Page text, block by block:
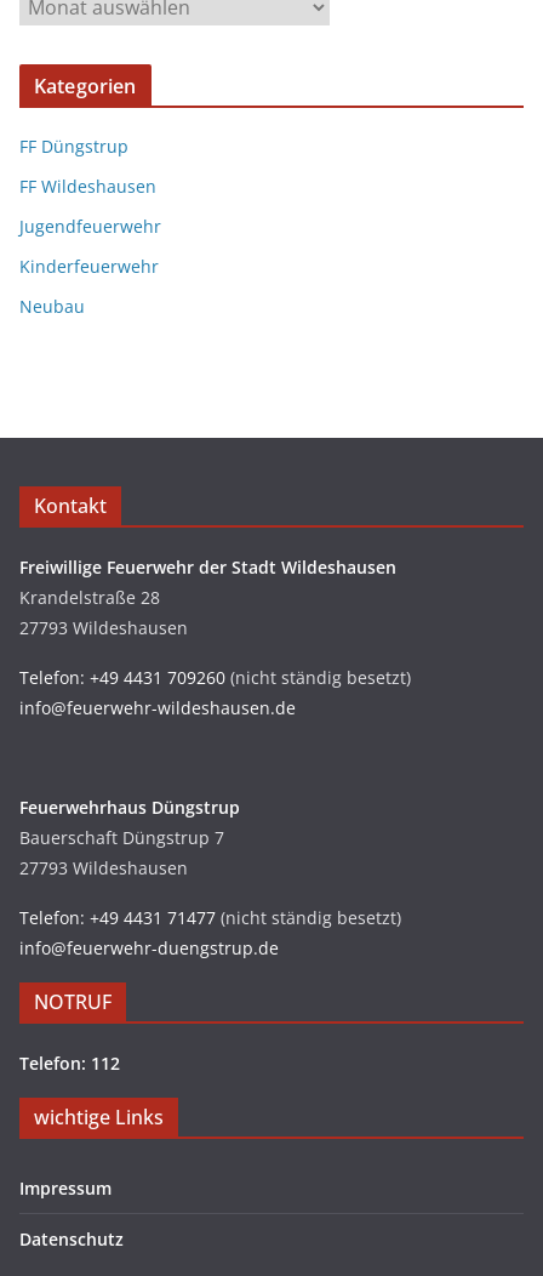
Kategorien
FF Düngstrup
FF Wildeshausen
Jugendfeuerwehr
Kinderfeuerwehr
Neubau
Kontakt
Freiwillige Feuerwehr der Stadt Wildeshausen
Krandelstraße 28
27793 Wildeshausen
Telefon: +49 4431 709260 (nicht ständig besetzt)
info@feuerwehr-wildeshausen.de
Feuerwehrhaus Düngstrup
Bauerschaft Düngstrup 7
27793 Wildeshausen
Telefon: +49 4431 71477 (nicht ständig besetzt)
info@feuerwehr-duengstrup.de
NOTRUF
Telefon: 112
wichtige Links
Impressum
Datenschutz